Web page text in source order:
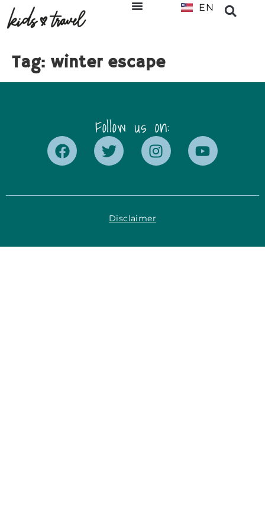
EN
NL
Tag:winter escape
Follow us on:
Disclaimer